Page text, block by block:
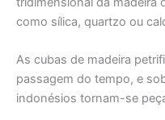
como sílica, quartzo ou
As cubas de madeira
passagem do tempo, e
indonésios tornam-se